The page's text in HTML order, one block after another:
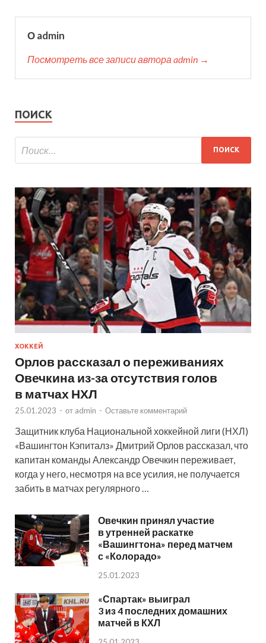
О admin
Посмотреть все записи автора admin →
ПОИСК
ХОККЕЙ
Орлов рассказал о переживаниях
Овечкина из-за отсутствия голов
в матчах НХЛ
25.01.2023 - от admin - Оставьте комментарий
Защитник клуба Национальной хоккейной лиги (НХЛ)
«Вашингтон Кэпиталз» Дмитрий Орлов рассказал, что
капитан команды Александр Овечкин переживает,
когда у него, несмотря на все усилия, не получается
забить в матчах регулярного …
Овечкин принял участие
в утренней раскатке
«Вашингтона» перед матчем
с «Колорадо»
25.01.2023
«Спартак» выиграл
3 из 4 последних домашних
матчей в КХЛ